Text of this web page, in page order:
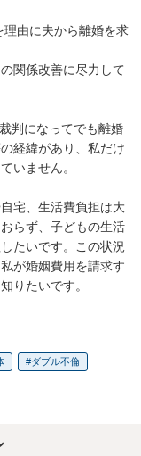
由に夫から離婚を求
関係改善に尽力して
判になってでも離婚
経緯があり、私だけ
いません。
宅、生活費負担は大
らず、子どもの生活
たいです。この状況
が婚姻費用を請求す
りたいです。
ダブル不倫